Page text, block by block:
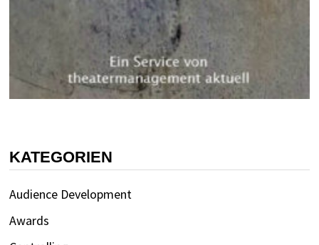
KATEGORIEN
Audience Development
Awards